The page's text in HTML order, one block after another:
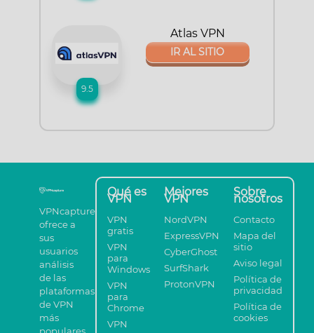
9.5
Atlas VPN
IR AL SITIO
VPNcapture
ofrece a
sus
usuarios
análisis
de las
plataformas
de VPN
más
Qué es
VPN
VPN
gratis
VPN
para
Windows
VPN
para
Chrome
VPN
Mejores
VPN
NordVPN
ExpressVPN
CyberGhost
SurfShark
ProtonVPN
Sobre
nosotros
Contacto
Mapa del
sitio
Aviso legal
Política de
privacidad
Política de
cookies